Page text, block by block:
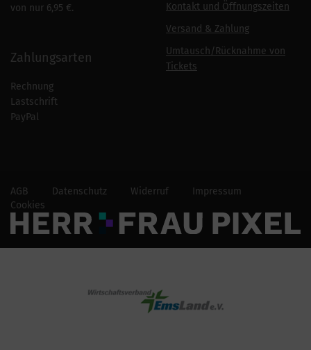
von nur 6,95 €.
Zahlungsarten
Rechnung
Lastschrift
PayPal
Kontakt und Öffnungszeiten
Versand & Zahlung
Umtausch/Rücknahme von
Tickets
AGB Datenschutz Widerruf
Impressum
Cookies